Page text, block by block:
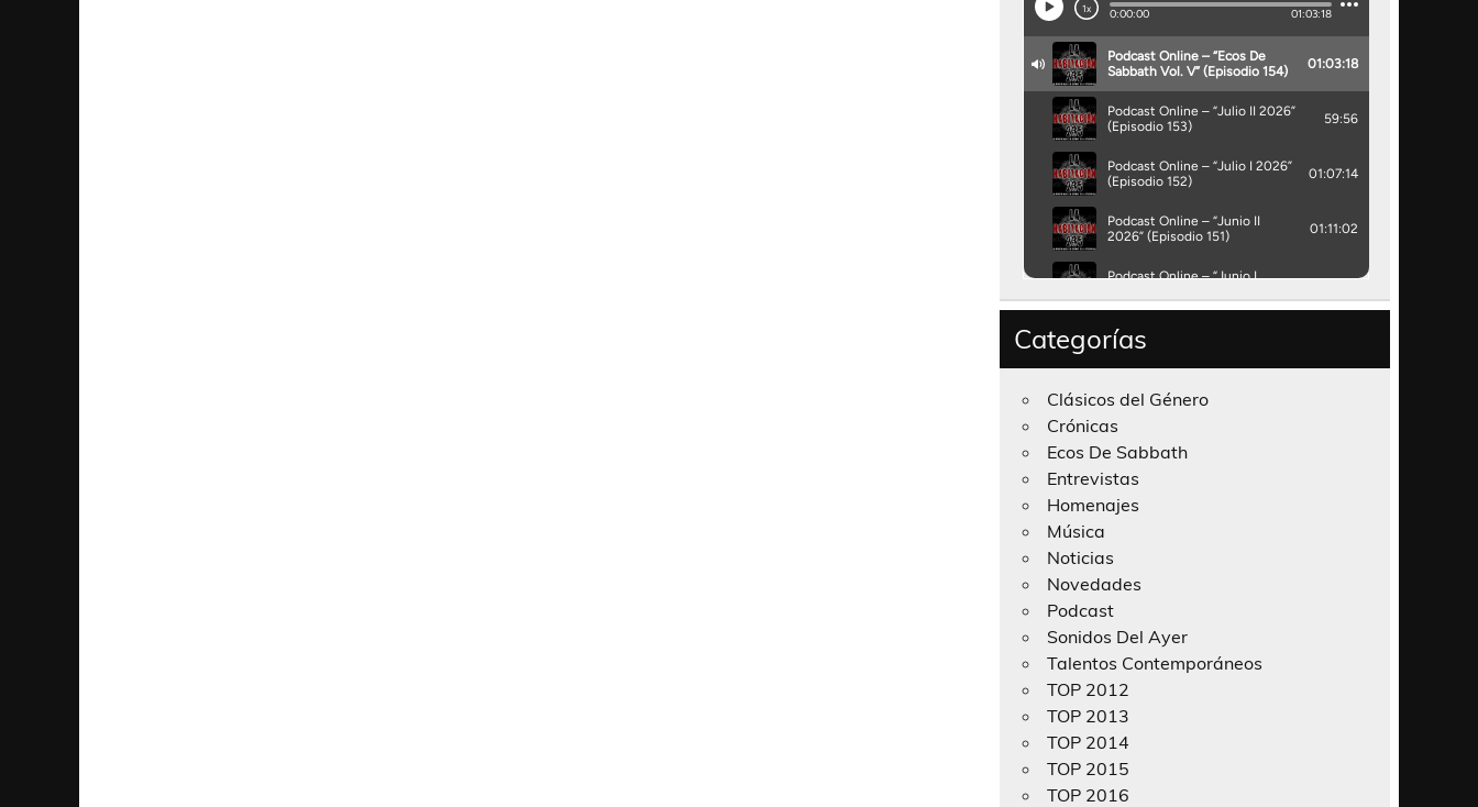
Categorías
Clásicos del Género
Crónicas
Ecos De Sabbath
Entrevistas
Homenajes
Música
Noticias
Novedades
Podcast
Sonidos Del Ayer
Talentos Contemporáneos
TOP 2012
TOP 2013
TOP 2014
TOP 2015
TOP 2016